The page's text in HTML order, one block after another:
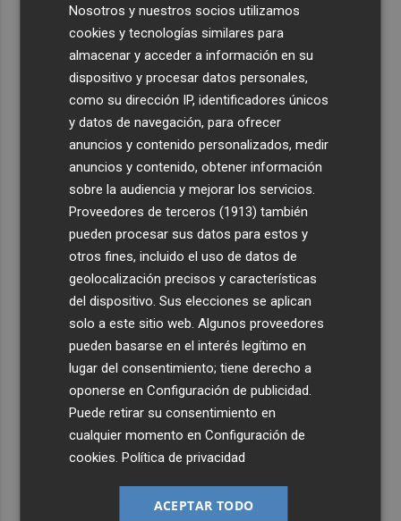
Nosotros y nuestros socios utilizamos
cookies y tecnologías similares para
almacenar y acceder a información en su
dispositivo y procesar datos personales,
como su dirección IP, identificadores únicos
y datos de navegación, para ofrecer
anuncios y contenido personalizados, medir
anuncios y contenido, obtener información
sobre la audiencia y mejorar los servicios.
Proveedores de terceros (1913) también
pueden procesar sus datos para estos y
otros fines, incluido el uso de datos de
geolocalización precisos y características
del dispositivo. Sus elecciones se aplican
solo a este sitio web. Algunos proveedores
pueden basarse en el interés legítimo en
lugar del consentimiento; tiene derecho a
oponerse enConfiguración de publicidad
Puede retirar su consentimiento en
cualquier momento enConfiguración de
cookies .Política de privacidad
ACEPTAR TODO